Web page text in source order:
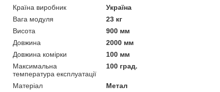
Країна виробник
Україна
Вага модуля
23 кг
Висота
900 мм
Довжина
2000 мм
Довжина комірки
100 мм
Максимальна
температура експлуатації
100 град.
Матеріал
Метал